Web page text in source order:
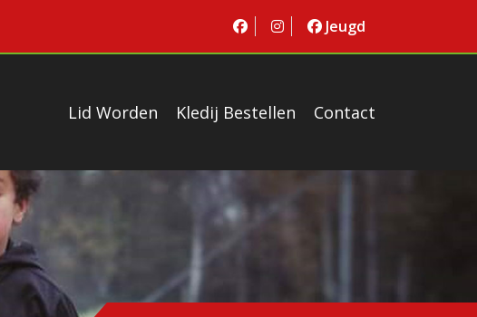
Jeugd
Lid Worden Kledij Bestellen Contact